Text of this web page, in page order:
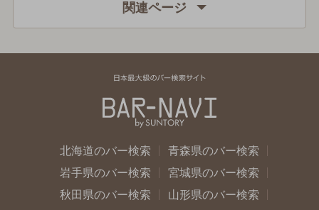
関連ページ
北海道のバー検索
青森県のバー検索
岩手県のバー検索
宮城県のバー検索
秋田県のバー検索
山形県のバー検索